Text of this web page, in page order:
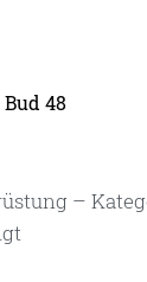
48
–